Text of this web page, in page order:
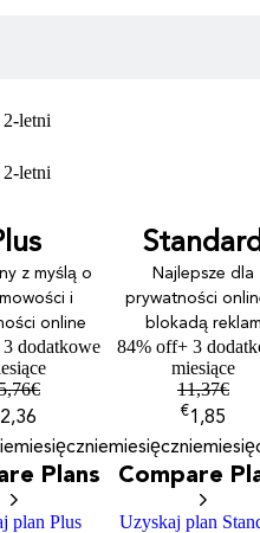
2-letni
2-letni
z myślą o
i
online
dodatkowe
€
2,36
miesięcznie
Plans
plan Plus
Najlepsze dla
prywatności
blokadą
84% off+ 3
miesiące
11,37€
€1,85
miesięcznie
Compare
Uzyskaj plan